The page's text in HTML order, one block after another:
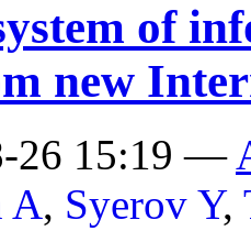
of
new
26 15:19 —
A, Syerov Y,